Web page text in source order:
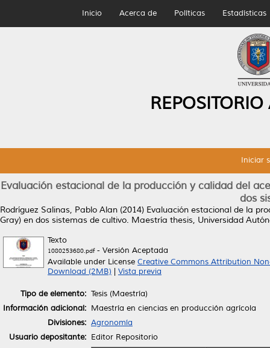
Inicio Acerca de Políticas Estadísticas
Iniciar
Evaluación estacional de la producción y calidad del
dos
Rodríguez Salinas, Pablo Alan (2014) Evaluación estacional de la
Gray) en dos sistemas de cultivo. Maestría thesis, Universidad
Texto
1080253680.pdf- Versión Aceptada
Available under License Creative Commons Attribution
Download (2MB)
Vista previa
Tipo de elemento: Tesis (Maestría)
Información adicional: Maestría en ciencias en producción agrícola
Divisiones: Agronomía
Usuario depositante: Editor Repositorio